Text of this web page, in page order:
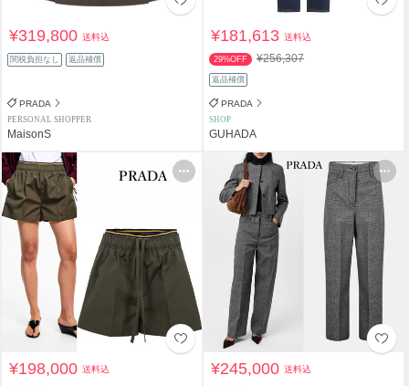
¥319,800送料込
関税負担なし 返品補償
PRADA
PERSONAL SHOPPER
MaisonS
¥181,613送料込
29%OFF ¥256,307
返品補償
PRADA
SHOP
GUHADA
¥198,000送料込 ¥245,000送料込